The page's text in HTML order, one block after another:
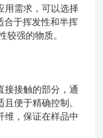
需求，可以选择
合于挥发性和半挥
较强的物质。
接触的部分，通
便于精确控制。
维，保证在样品中